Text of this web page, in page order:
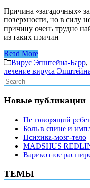
Причина «загадочных»
поверхности, но в силу
причину очень трудно
из таких причин
Read More
Вирус Эпштейна-Барр,
лечение вируса
Новые публикации
Не говорящий
Боль в спине и
Психика-мозг-тело
MADSHUS
Варикозное
ТЕМЫ